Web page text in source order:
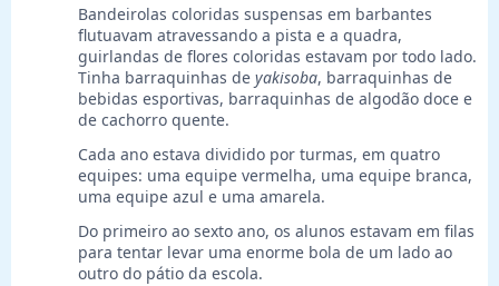
Bandeirolas coloridas suspensas em barbantes
flutuavam atravessando a pista e a quadra,
guirlandas de flores coloridas estavam por todo lado.
Tinha barraquinhas de yakisoba, barraquinhas de
bebidas esportivas, barraquinhas de algodão doce e
de cachorro quente.
Cada ano estava dividido por turmas, em quatro
equipes: uma equipe vermelha, uma equipe branca,
uma equipe azul e uma amarela.
Do primeiro ao sexto ano, os alunos estavam em filas
para tentar levar uma enorme bola de um lado ao
outro do pátio da escola.